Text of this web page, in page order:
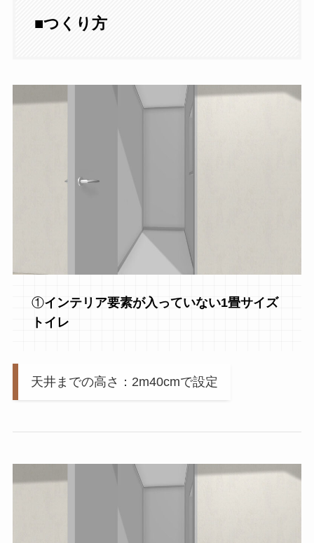
■つくり方
①インテリア要素が入っていない1畳サイズ
トイレ
天井までの高さ：2m40cmで設定